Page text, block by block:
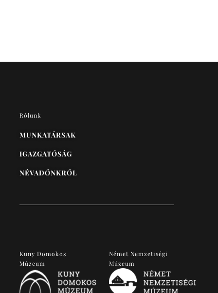
Rólunk
MUNKATÁRSAK
IGAZGATÓSÁG
NÉVADÓNKRÓL
Kuny Domokos
Múzeum
Német Nemzetiségi
Múzeum